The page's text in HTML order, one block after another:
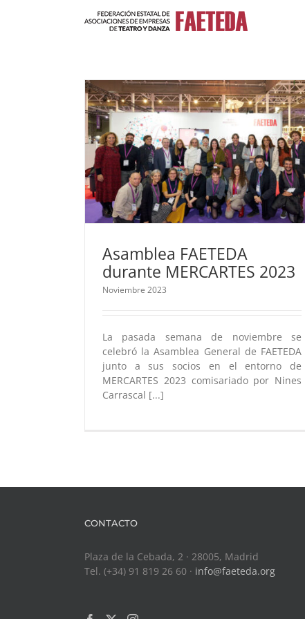
Asamblea FAETEDA
durante MERCARTES 2023
Noviembre 2023
La pasada semana de noviembre se
celebró la Asamblea General de FAETEDA
junto a sus socios en el entorno de
MERCARTES 2023 comisariado por Nines
Carrascal [...]
FAETEDA Nacional
CONTACTO
Plaza de la Cebada, 2 · 28005, Madrid
Tel. (+34) 91 819 26 60 · info@faeteda.org